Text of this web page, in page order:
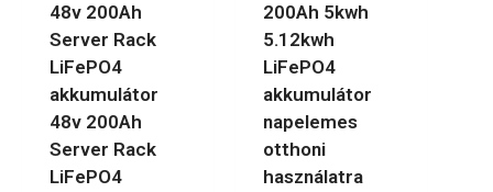
48v 200Ah
Server Rack
LiFePO4
akkumulátor
48v 200Ah
Server Rack
LiFePO4
200Ah 5kwh
5.12kwh
LiFePO4
akkumulátor
napelemes
otthoni
használatra